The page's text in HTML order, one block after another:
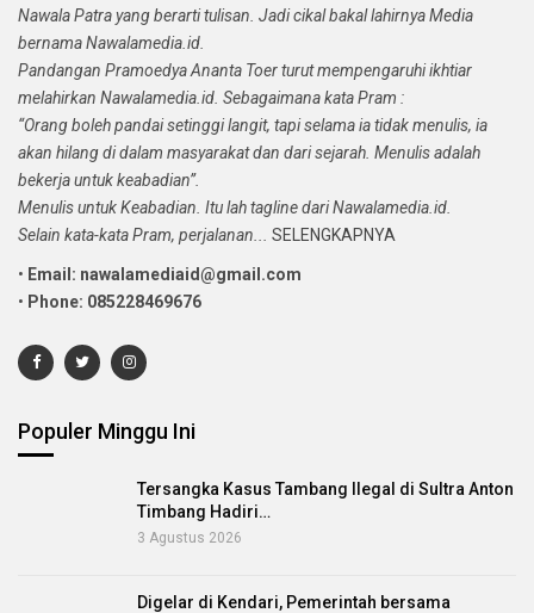
Nawala Patra yang berarti tulisan. Jadi cikal bakal lahirnya Media
bernama Nawalamedia.id.
Pandangan Pramoedya Ananta Toer turut mempengaruhi ikhtiar
melahirkan Nawalamedia.id. Sebagaimana kata Pram :
“Orang boleh pandai setinggi langit, tapi selama ia tidak menulis, ia
akan hilang di dalam masyarakat dan dari sejarah. Menulis adalah
bekerja untuk keabadian”.
Menulis untuk Keabadian. Itu lah tagline dari Nawalamedia.id.
Selain kata-kata Pram, perjalanan...
SELENGKAPNYA
• Email: nawalamediaid@gmail.com
• Phone: 085228469676
Populer Minggu Ini
Tersangka Kasus Tambang Ilegal di Sultra Anton
Timbang Hadiri…
3 Agustus 2026
Digelar di Kendari, Pemerintah bersama